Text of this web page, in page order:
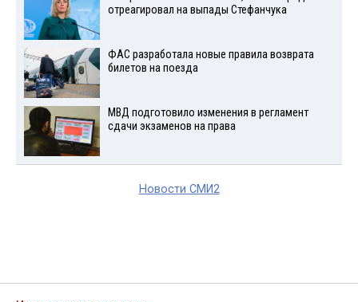
отреагировал на выпады Стефанчука
ФАС разработала новые правила возврата
билетов на поезда
МВД подготовило изменения в регламент
сдачи экзаменов на права
Новости СМИ2